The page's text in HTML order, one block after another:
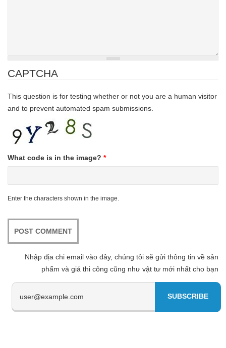
CAPTCHA
This question is for testing whether or not you are a human visitor
and to prevent automated spam submissions.
What code is in the image? *
Enter the characters shown in the image.
Nhập địa chi email vào đây, chúng tôi sẽ gửi thông tin về sản
phẩm và giá thi công cũng như vật tư mới nhất cho bạn